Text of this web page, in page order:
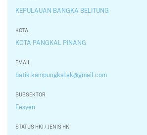
KEPULAUAN BANGKA BELITUNG
KOTA
KOTA PANGKAL PINANG
EMAIL
batik.kampungkatak@gmail.com
SUBSEKTOR
Fesyen
STATUS HKI / JENIS HKI